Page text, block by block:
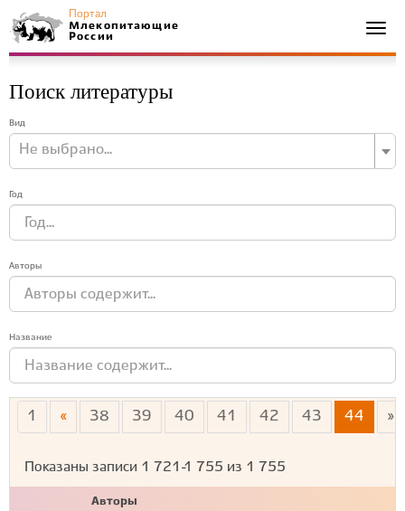
Портал
Млекопитающие
России
Поиск литературы
Вид
Не выбрано...
Год
Авторы
Название
1 « 38 39 40 41 42 43 44 »
Показаны записи 1 721-1 755 из 1 755
Авторы